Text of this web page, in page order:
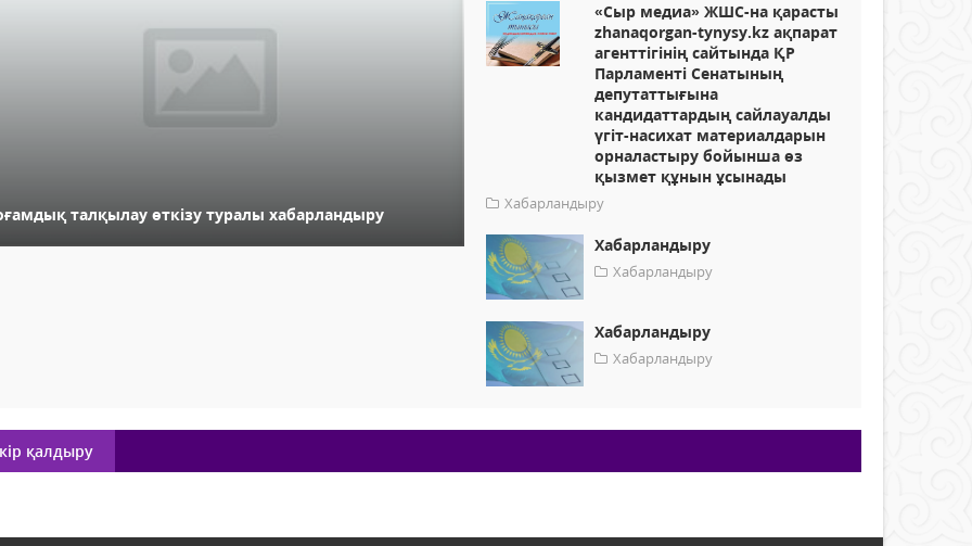
талқылау өткізу туралы хабарландыру
«Сыр медиа» ЖШС-на қарасты
zhanaqorgan-tynysy.kz ақпарат
агенттігінің сайтында ҚР
Парламенті Сенатының
депутаттығына
кандидаттардың сайлауалды
үгіт-насихат материалдарын
орналастыру бойынша өз
қызмет құнын ұсынады
Хабарландыру
Хабарландыру
Хабарландыру
Хабарландыру
Хабарландыру
қалдыру